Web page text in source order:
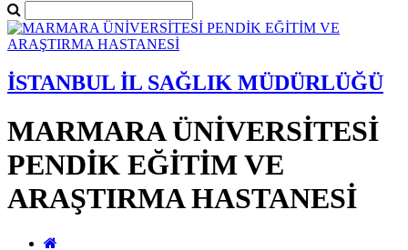
İSTANBUL İL SAĞLIK MÜDÜRLÜĞÜ
MARMARA ÜNİVERSİTESİ
PENDİK EĞİTİM VE
ARAŞTIRMA HASTANESİ